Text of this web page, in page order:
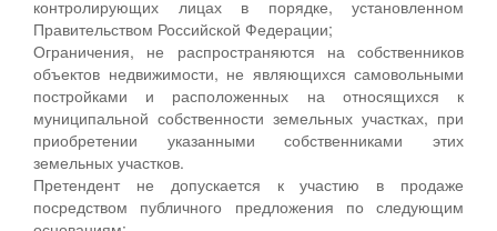
контролирующих лицах в порядке, установленном
Правительством Российской Федерации;
Ограничения, не распространяются на собственников
объектов недвижимости, не являющихся самовольными
постройками и расположенных на относящихся к
муниципальной собственности земельных участках, при
приобретении указанными собственниками этих
земельных участков.
Претендент не допускается к участию в продаже
посредством публичного предложения по следующим